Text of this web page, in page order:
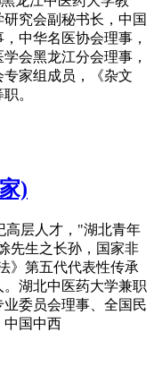
究会副秘书长，中国
中华名医协会理事，
会黑龙江分会理事，
家组成员，《杂文
。
)
高层人才，"湖北青年
先生之长孙，国家非
》第五代代表性传承
湖北中医药大学兼职
委员会理事、全国民
中国中西